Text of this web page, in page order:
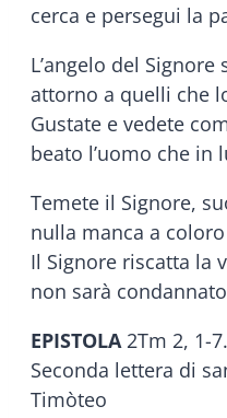
cerca e persegui la
L’angelo del Signore
attorno a quelli che
Gustate e vedete
beato l’uomo che in
Temete il Signore,
nulla manca a
Il Signore riscatta la
non sarà
EPISTOLA 2Tm 2, 1-
Seconda lettera di
Timòteo